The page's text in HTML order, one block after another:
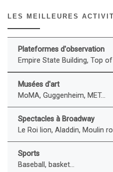
LES MEILLEURES
Plateformes d'observation
Empire State Building, Top of
Musées d'art
MoMA, Guggenheim, MET...
Spectacles à Broadway
Le Roi lion, Aladdin, Moulin
Sports
Baseball, basket...